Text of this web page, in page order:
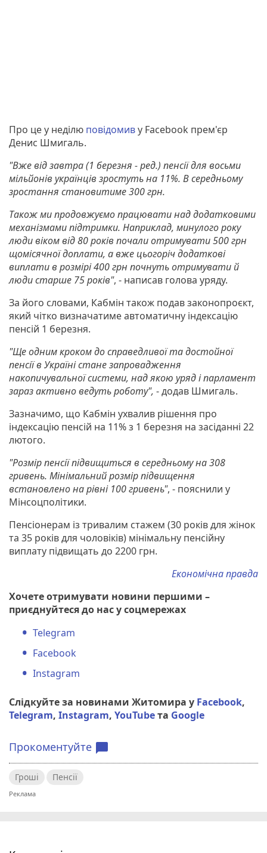
Про це у неділю повідомиву Facebook прем'єр
Денис Шмигаль.
"Вже від завтра (1 березня - ред.) пенсії для восьми
мільйонів українців зростуть на 11%. В середньому
зростання становитиме 300 грн.
Також ми продовжуємо працювати над додатковими
механізмами підтримки. Наприклад, минулого року
люди віком від 80 років почали отримувати 500 грн
щомісячної доплати, а вже цьогоріч додаткові
виплати в розмірі 400 грн почнуть отримувати й
люди старше 75 років", - написав голова уряду.
За його словами, Кабмін також подав законопроєкт,
який чітко визначатиме автоматичну індексацію
пенсій 1 березня.
"Ще одним кроком до справедливої та достойної
пенсії в Україні стане запровадження
накопичувальної системи, над якою уряд і парламент
зараз активно ведуть роботу", - додав Шмигаль.
Зазначимо, що Кабмін ухвалив рішення про
індексацію пенсій на 11% з 1 березня на засіданні 22
лютого.
"Розмір пенсії підвищиться в середньому на 308
гривень. Мінімальний розмір підвищення
встановлено на рівні 100 гривень", - пояснили у
Мінсоцполітики.
Пенсіонерам із тривалим стажем (30 років для жінок
та 35 років для чоловіків) мінімальну пенсійну
виплату підвищать до 2200 грн.
Економічна правда
Хочете отримувати новини першими –
приєднуйтеся до нас у соцмережах
Telegram
Facebook
Instagram
Слідкуйте за новинами Житомира у Facebook,
Telegram, Instagram, YouTubeта Google
Прокоментуйте chat_bubble
Гроші Пенсії